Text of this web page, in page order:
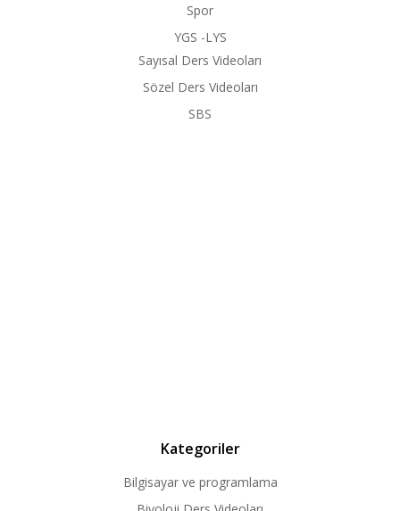
Spor
YGS -LYS
Sayısal Ders Videoları
Sözel Ders Videoları
SBS
Kategoriler
Bilgisayar ve programlama